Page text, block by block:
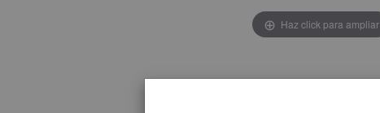
Haz click para ampliar